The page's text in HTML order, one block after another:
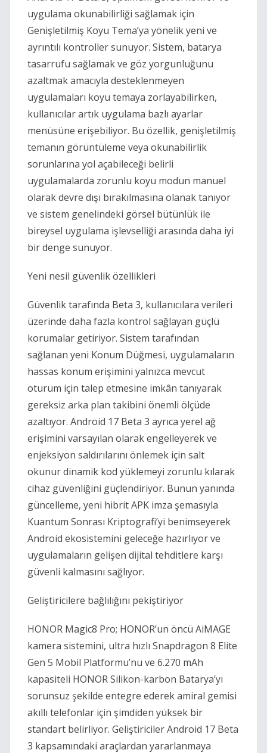
uygulama okunabilirliği sağlamak için
Genişletilmiş Koyu Tema’ya yönelik yeni ve
ayrıntılı kontroller sunuyor. Sistem, batarya
tasarrufu sağlamak ve göz yorgunluğunu
azaltmak amacıyla desteklenmeyen
uygulamaları koyu temaya zorlayabilirken,
kullanıcılar artık uygulama bazlı ayarlar
menüsüne erişebiliyor. Bu özellik, genişletilmiş
temanın görüntüleme veya okunabilirlik
sorunlarına yol açabileceği belirli
uygulamalarda zorunlu koyu modun manuel
olarak devre dışı bırakılmasına olanak tanıyor
ve sistem genelindeki görsel bütünlük ile
bireysel uygulama işlevselliği arasında daha iyi
bir denge sunuyor.
Yeni nesil güvenlik özellikleri
Güvenlik tarafında Beta 3, kullanıcılara verileri
üzerinde daha fazla kontrol sağlayan güçlü
korumalar getiriyor. Sistem tarafından
sağlanan yeni Konum Düğmesi, uygulamaların
hassas konum erişimini yalnızca mevcut
oturum için talep etmesine imkân tanıyarak
gereksiz arka plan takibini önemli ölçüde
azaltıyor. Android 17 Beta 3 ayrıca yerel ağ
erişimini varsayılan olarak engelleyerek ve
enjeksiyon saldırılarını önlemek için salt
okunur dinamik kod yüklemeyi zorunlu kılarak
cihaz güvenliğini güçlendiriyor. Bunun yanında
güncelleme, yeni hibrit APK imza şemasıyla
Kuantum Sonrası Kriptografi’yi benimseyerek
Android ekosistemini geleceğe hazırlıyor ve
uygulamaların gelişen dijital tehditlere karşı
güvenli kalmasını sağlıyor.
Geliştiricilere bağlılığını pekiştiriyor
HONOR Magic8 Pro; HONOR’un öncü AiMAGE
kamera sistemini, ultra hızlı Snapdragon 8 Elite
Gen 5 Mobil Platformu’nu ve 6.270 mAh
kapasiteli HONOR Silikon-karbon Batarya’yı
sorunsuz şekilde entegre ederek amiral gemisi
akıllı telefonlar için şimdiden yüksek bir
standart belirliyor. Geliştiriciler Android 17 Beta
3 kapsamındaki araçlardan yararlanmaya